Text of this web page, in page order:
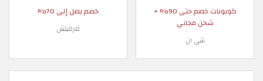
كوبونات خصم حتى 90% +
شحن مجاني
شي ان
خصم يصل إلى 70%
فارفيتش